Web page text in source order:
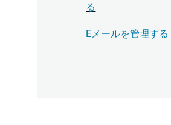
る
Eメールを管理する